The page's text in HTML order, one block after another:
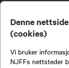
Denne
(cookies)
Vi bruker
NJFFs nettsteder
jegere og sportsfiskere og
fiske i Norge. Vi er en